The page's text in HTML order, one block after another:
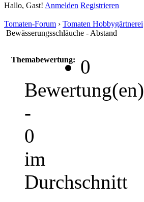
Hallo, Gast! Anmelden Registrieren
Tomaten-Forum › Tomaten Hobbygärtnerei
Bewässerungsschläuche - Abstand
Themabewertung:
0
Bewertung(en)
-
0
im
Durchschnitt